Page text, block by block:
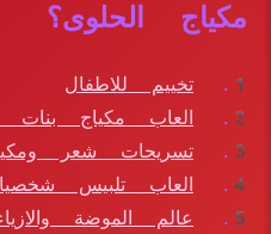
مكياج الحلوى؟
تخييم للاطفال
العاب مكياج بنات
تسريحات شعر
العاب تلبيس
عالم الموضة